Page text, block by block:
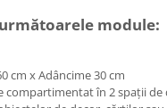
module:
cm x Adâncime 30 cm
compartimentat în 2 spații